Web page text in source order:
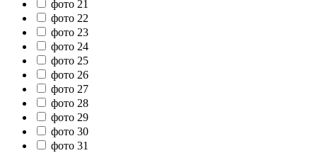
фото 21
фото 22
фото 23
фото 24
фото 25
фото 26
фото 27
фото 28
фото 29
фото 30
фото 31